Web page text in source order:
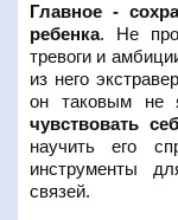
Главное -
ребенка. Не
тревоги и
из него
он таковым не
чувствовать
научить его
инструменты
связей.